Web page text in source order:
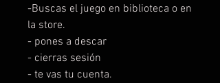
-Buscas el juego en biblioteca o en
la store.
- pones a descar
- cierras sesión
- te vas tu cuenta.